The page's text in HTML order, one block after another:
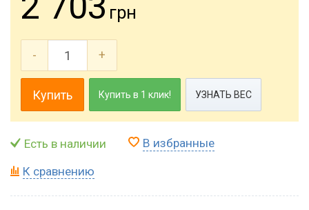
грн
- +
Купить Купить в 1 клик! УЗНАТЬ ВЕС
Есть в наличии В избранные
К сравнению